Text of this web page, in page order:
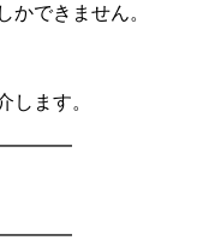
かできません。
します。